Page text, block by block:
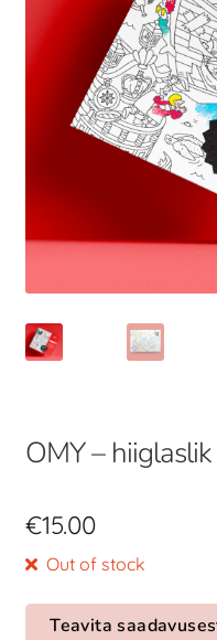
OMY –
€15.00
Out of stock
Teavita